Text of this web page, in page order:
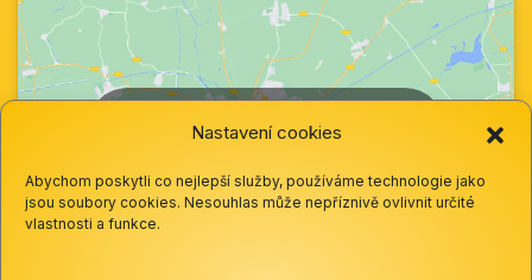
Nastavení cookies
Abychom poskytli co nejlepší služby, používáme technologie jako
jsou soubory cookies. Nesouhlas může nepříznivě ovlivnit určité
vlastnosti a funkce.
cookie a povolte tento obsah